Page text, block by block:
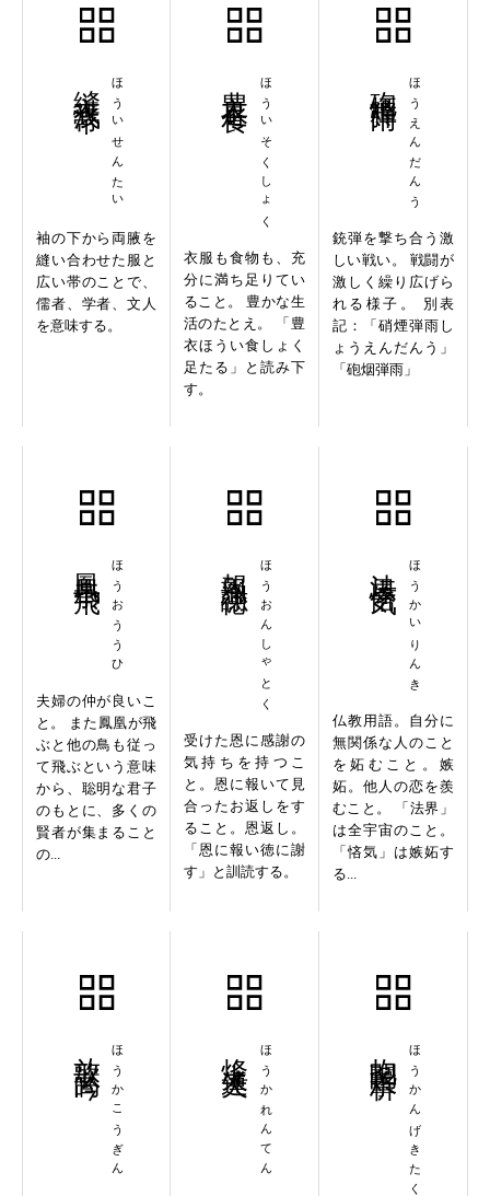
ほういせんたい
袖の下から両腋を
縫い合わせた服と
広い帯のことで、
儒者、学者、文人
を意味する。
ほういそくしょく
衣服も食物も、充
分に満ち足りてい
ること。 豊かな生
活のたとえ。 「豊
衣ほうい食しょく
足たる」と読み下
す。
ほうえんだんう
銃弾を撃ち合う激
しい戦い。 戦闘が
激しく繰り広げら
れる様子。 別表
記：「硝煙弾雨し
ょうえんだんう」
「砲烟弾雨」
ほうおううひ
夫婦の仲が良いこ
と。 また鳳凰が飛
ぶと他の鳥も従っ
て飛ぶという意味
から、聡明な君子
のもとに、多くの
賢者が集まること
の...
ほうおんしゃとく
受けた恩に感謝の
気持ちを持つこ
と。恩に報いて見
合ったお返しをす
ること。恩返し。
「恩に報い徳に謝
す」と訓読する。
ほうかいりんき
仏教用語。自分に
無関係な人のこと
を妬むこと。嫉
妬。他人の恋を羨
むこと。 「法界」
は全宇宙のこと。
「悋気」は嫉妬す
る...
ほうかこうぎん ほうかれんてん ほうかんげきたく